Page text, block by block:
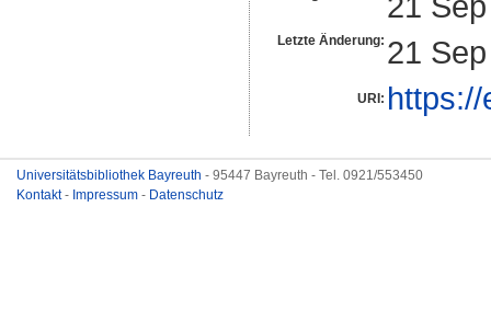
Letzte Änderung: 21
URI:
Universitätsbibliothek Bayreuth - 95447 Bayreuth - Tel. 0921/553450
Kontakt- Impressum - Datenschutz